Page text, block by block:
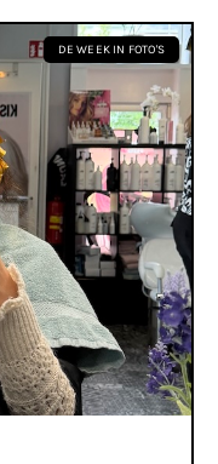
DE WEEK IN FOTO'S